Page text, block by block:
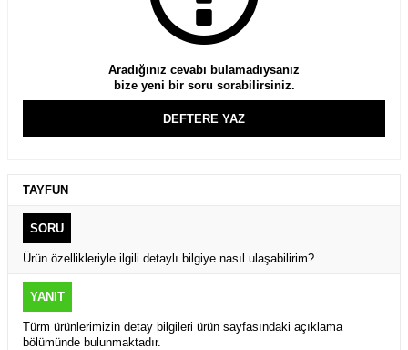
Aradığınız cevabı bulamadıysanız
bize yeni bir soru sorabilirsiniz.
DEFTERE YAZ
TAYFUN
SORU
Ürün özellikleriyle ilgili detaylı bilgiye nasıl ulaşabilirim?
YANIT
Türm ürünlerimizin detay bilgileri ürün sayfasındaki açıklama
bölümünde bulunmaktadır.